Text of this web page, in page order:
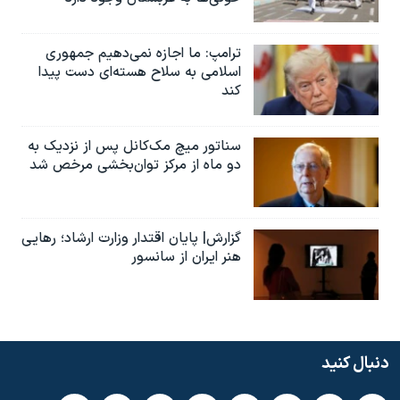
ترامپ: ما اجازه نمی‌دهیم جمهوری
اسلامی به سلاح هسته‌ای دست پیدا
کند
سناتور میچ مک‌کانل پس از نزدیک به
دو ماه از مرکز توان‌بخشی مرخص شد
گزارش| پایان اقتدار وزارت ارشاد؛ رهایی
هنر ایران از سانسور
دنبال کنید